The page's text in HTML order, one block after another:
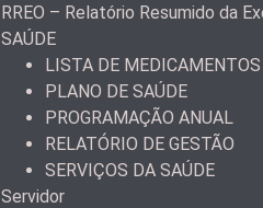
RREO – Relatório Resumido da
SAÚDE
LISTA DE MEDICAMENTOS
PLANO DE SAÚDE
PROGRAMAÇÃO ANUAL
RELATÓRIO DE GESTÃO
SERVIÇOS DA SAÚDE
Servidor